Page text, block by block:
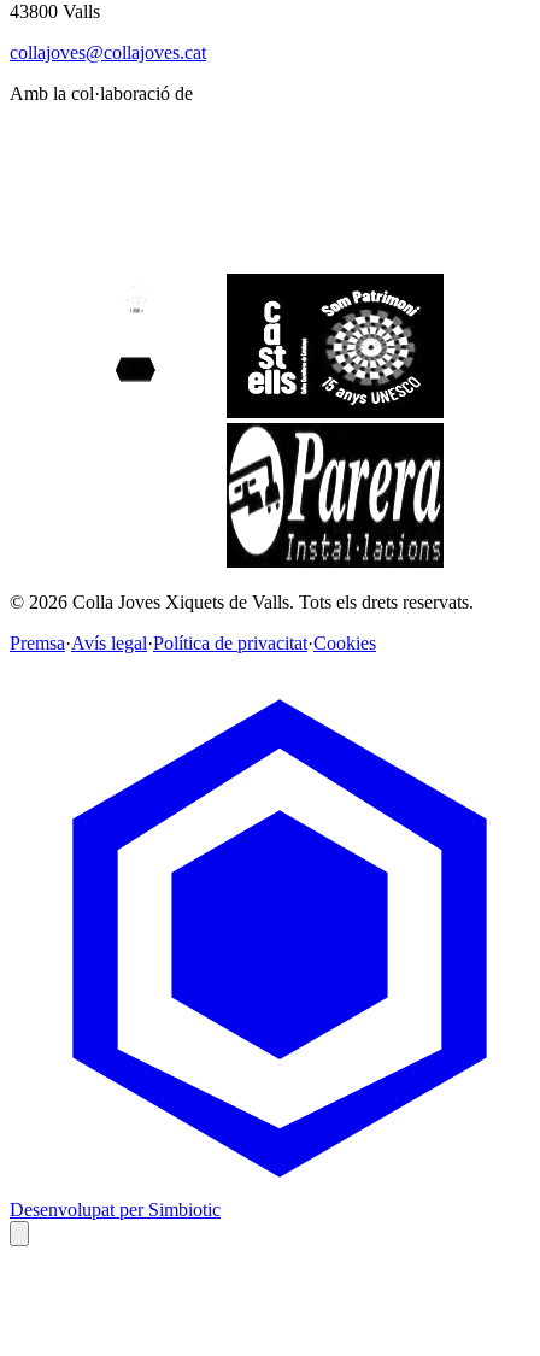
43800 Valls
collajoves@collajoves.cat
Amb la col·laboració de
© 2026 Colla Joves Xiquets de Valls. Tots els drets reservats.
Premsa·Avís legal·Política de privacitat·Cookies
Desenvolupat per Simbiotic